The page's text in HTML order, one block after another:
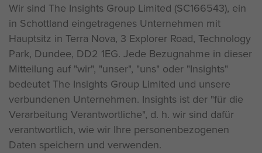
Wir sind The Insights Group Limited (SC166543), ein
in Schottland eingetragenes Unternehmen mit
Hauptsitz in Terra Nova, 3 Explorer Road, Technology
Park, Dundee, DD2 1EG. Jede Bezugnahme in dieser
Mitteilung auf "wir", "unser", "uns" oder "Insights"
bedeutet The Insights Group Limited und unsere
verbundenen Unternehmen. Insights ist der "für die
Verarbeitung Verantwortliche", d. h. wir sind dafür
verantwortlich, wie wir Ihre personenbezogenen
Daten speichern und verwenden.